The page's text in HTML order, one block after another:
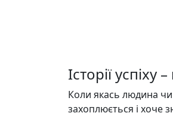
Історії
Коли якась людина чи
захоплюється і хоче